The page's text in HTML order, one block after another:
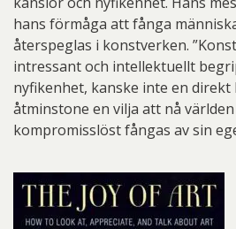
hans förmåga att fånga
återspeglas i konstverken.
intressant och intellektuellt
nyfikenhet, kanske inte en direkt
åtminstone en vilja att nå
kompromisslöst fångas av sin